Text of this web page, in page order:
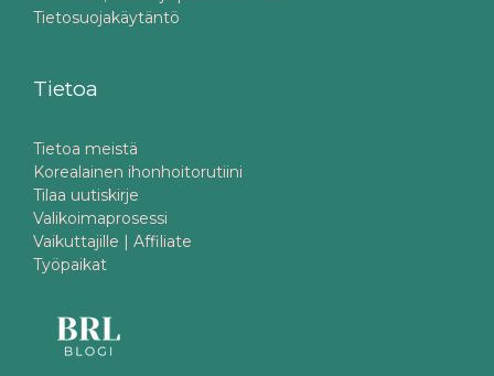
Tietosuojakäytäntö
Tietoa
Tietoa meistä
Korealainen ihonhoitorutiini
Tilaa uutiskirje
Valikoimaprosessi
Vaikuttajille | Affiliate
Työpaikat